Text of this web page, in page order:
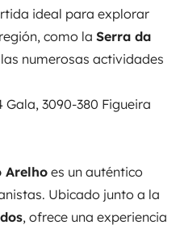
ideal para explorar
como la Serra da
numerosas actividades
Gala, 3090-380 Figueira
Arelho es un auténtico
Ubicado junto a la
, ofrece una experiencia